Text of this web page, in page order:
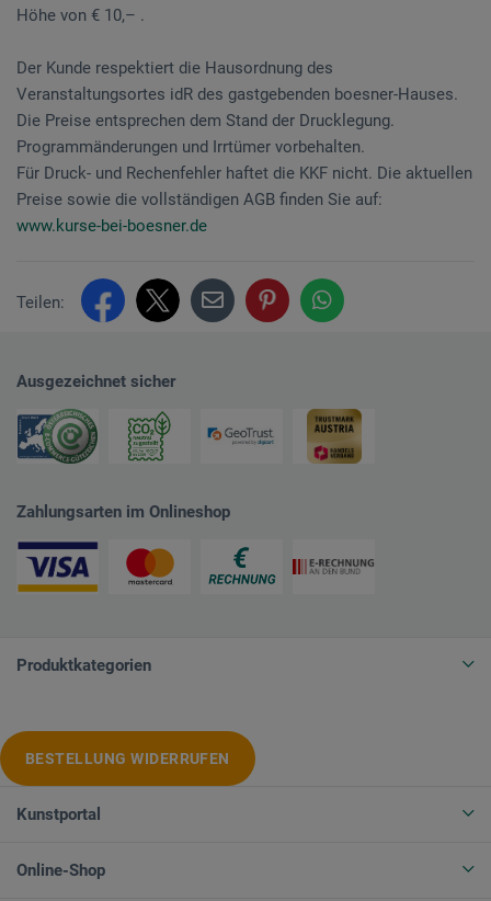
Höhe von € 10,– .
Der Kunde respektiert die Hausordnung des
Veranstaltungsortes idR des gastgebenden boesner-Hauses.
Die Preise entsprechen dem Stand der Drucklegung.
Programmänderungen und Irrtümer vorbehalten.
Für Druck- und Rechenfehler haftet die KKF nicht. Die aktuellen
Preise sowie die vollständigen AGB finden Sie auf:
www.kurse-bei-boesner.de
Teilen:
Ausgezeichnet sicher
Zahlungsarten im Onlineshop
Produktkategorien
BESTELLUNG WIDERRUFEN
Kunstportal
Online-Shop